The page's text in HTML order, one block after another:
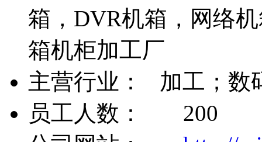
箱，DVR机箱，网络
箱机柜加工厂
主营行业： 加工；数
员工人数： 200